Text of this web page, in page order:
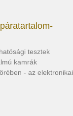
tesztek
kamrák
- az elektronikai